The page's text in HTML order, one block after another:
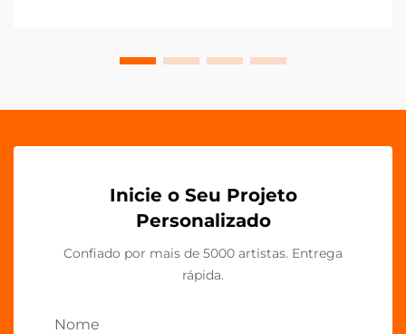
Inicie o Seu Projeto
Personalizado
Confiado por mais de 5000 artistas. Entrega
rápida.
Nome